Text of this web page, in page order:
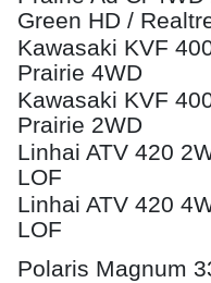
Green HD /
Kawasaki KVF
Prairie 4WD
Kawasaki KVF
Prairie 2WD
Linhai ATV 420
LOF
Linhai ATV 420
LOF
Polaris Magnum